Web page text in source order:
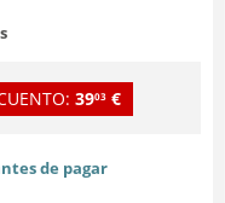
3903 €
de pagar